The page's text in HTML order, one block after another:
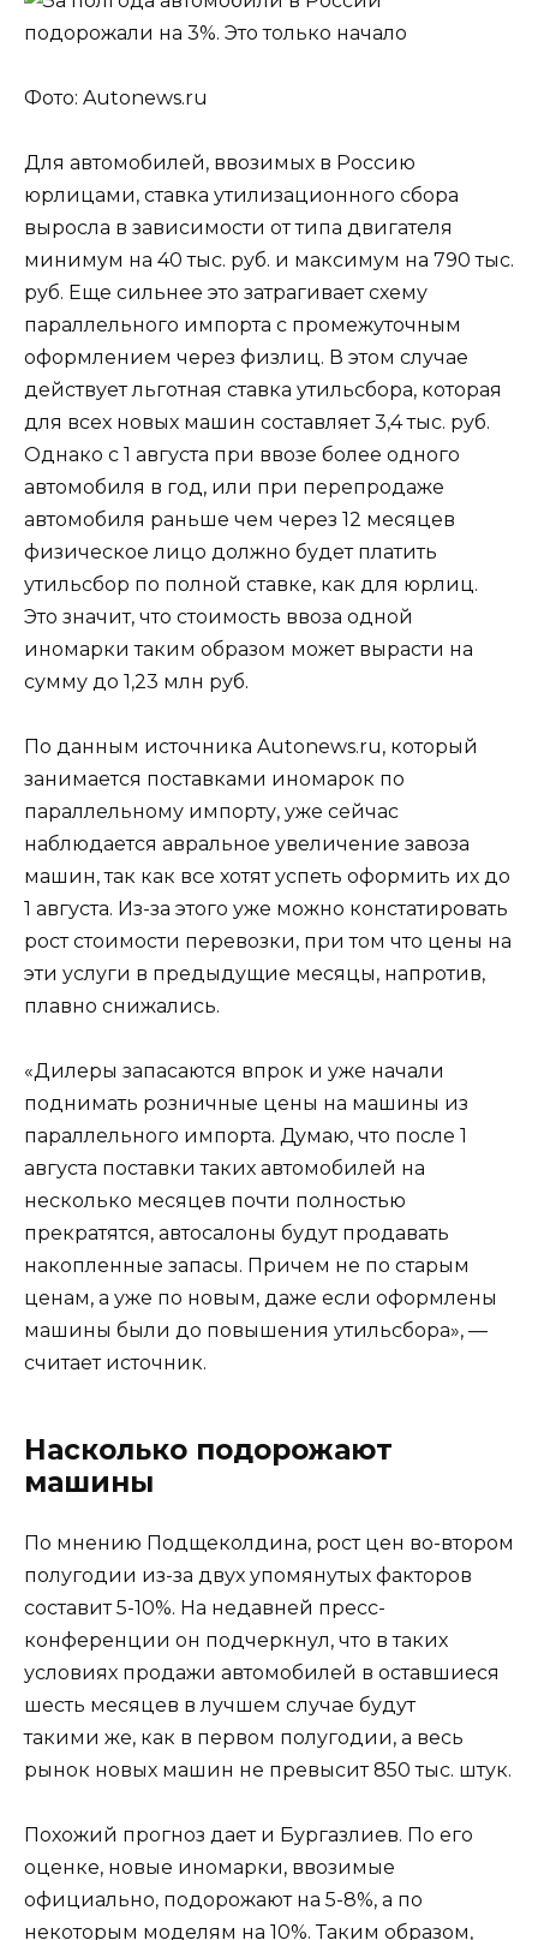
Фото: Autonews.ru
Для автомобилей, ввозимых в Россию
юрлицами, ставка утилизационного сбора
выросла в зависимости от типа двигателя
минимум на 40 тыс. руб. и максимум на 790 тыс.
руб. Еще сильнее это затрагивает схему
параллельного импорта с промежуточным
оформлением через физлиц. В этом случае
действует льготная ставка утильсбора, которая
для всех новых машин составляет 3,4 тыс. руб.
Однако с 1 августа при ввозе более одного
автомобиля в год, или при перепродаже
автомобиля раньше чем через 12 месяцев
физическое лицо должно будет платить
утильсбор по полной ставке, как для юрлиц.
Это значит, что стоимость ввоза одной
иномарки таким образом может вырасти на
сумму до 1,23 млн руб.
По данным источника Autonews.ru, который
занимается поставками иномарок по
параллельному импорту, уже сейчас
наблюдается авральное увеличение завоза
машин, так как все хотят успеть оформить их до
1 августа. Из-за этого уже можно констатировать
рост стоимости перевозки, при том что цены на
эти услуги в предыдущие месяцы, напротив,
плавно снижались.
«Дилеры запасаются впрок и уже начали
поднимать розничные цены на машины из
параллельного импорта. Думаю, что после 1
августа поставки таких автомобилей на
несколько месяцев почти полностью
прекратятся, автосалоны будут продавать
накопленные запасы. Причем не по старым
ценам, а уже по новым, даже если оформлены
машины были до повышения утильсбора», —
считает источник.
Насколько подорожают
машины
По мнению Подщеколдина, рост цен во-втором
полугодии из-за двух упомянутых факторов
составит 5-10%. На недавней пресс-
конференции он подчеркнул, что в таких
условиях продажи автомобилей в оставшиеся
шесть месяцев в лучшем случае будут
такими же, как в первом полугодии, а весь
рынок новых машин не превысит 850 тыс. штук.
Похожий прогноз дает и Бургазлиев. По его
оценке, новые иномарки, ввозимые
официально, подорожают на 5-8%, а по
некоторым моделям на 10%. Таким образом,